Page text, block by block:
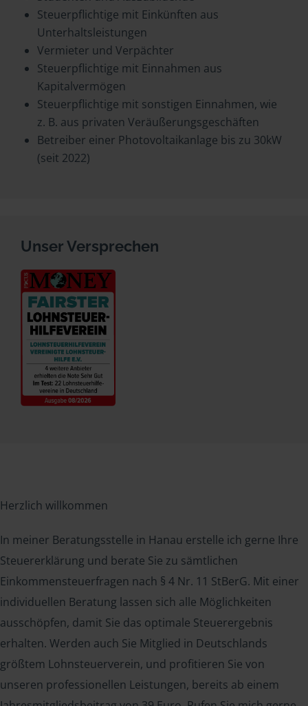
Steuerpflichtige mit Einkünften aus
Unterhaltsleistungen
Vermieter und Verpächter
Steuerpflichtige mit Einnahmen aus
Kapitalvermögen
Steuerpflichtige mit sonstigen Einnahmen, wie
z. B. aus privaten Veräußerungsgeschäften
Betreiber einer Photovoltaikanlage bis zu 30kW
(seit 2022)
Unser Versprechen
Herzlich willkommen
In meiner Beratungsstelle in Hanau erstelle ich gerne Ihre
Steuererklärung und berate Sie zu sämtlichen
Einkommensteuerfragen nach § 4 Nr. 11 StBerG. Mit einer
individuellen Beratung lassen sich alle Möglichkeiten
ausschöpfen, damit Sie das optimale Steuerergebnis
erhalten. Werden auch Sie Mitglied in Deutschlands
größtem Lohnsteuerverein, und profitieren Sie von
unseren professionellen Leistungen, bereits ab einem